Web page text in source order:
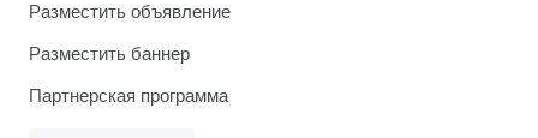
Разместить объявление
Разместить баннер
Партнерская программа